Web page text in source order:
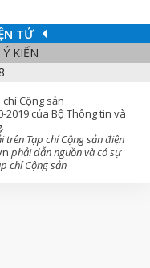
TỬ
KIẾN
Cộng sản
2019 của Bộ Thông tin và
Tạp chí Cộng sản điện
phải dẫn nguồn và có sự
chí Cộng sản